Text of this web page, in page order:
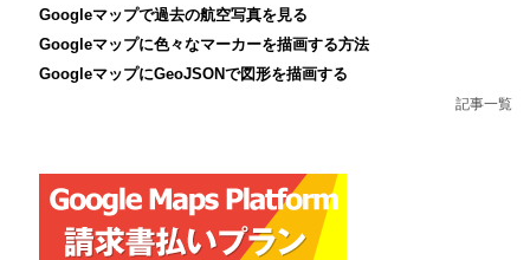
Googleマップで過去の航空写真を見る
Googleマップに色々なマーカーを描画する方法
GoogleマップにGeoJSONで図形を描画する
記事一覧